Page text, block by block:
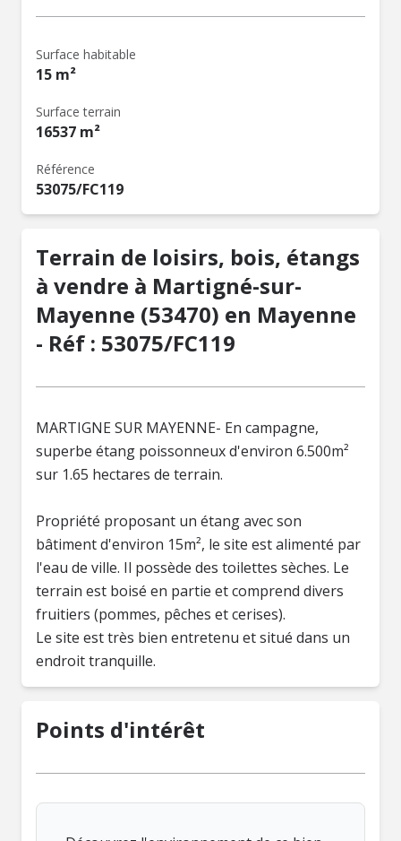
Surface habitable
15 m²
Surface terrain
16537 m²
Référence
53075/FC119
Terrain de loisirs, bois, étangs
à vendre à Martigné-sur-
Mayenne (53470) en Mayenne
- Réf : 53075/FC119
MARTIGNE SUR MAYENNE- En campagne,
superbe étang poissonneux d'environ 6.500m²
sur 1.65 hectares de terrain.
Propriété proposant un étang avec son
bâtiment d'environ 15m², le site est alimenté par
l'eau de ville. Il possède des toilettes sèches. Le
terrain est boisé en partie et comprend divers
fruitiers (pommes, pêches et cerises).
Le site est très bien entretenu et situé dans un
endroit tranquille.
Points d'intérêt